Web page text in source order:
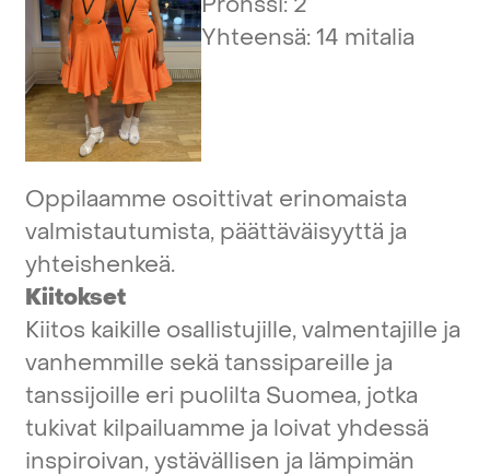
Yhteensä:14 mitalia
Oppilaamme osoittivat erinomaista
valmistautumista, päättäväisyyttä ja
yhteishenkeä.
Kiitokset
Kiitos kaikille osallistujille,valmentajille ja
vanhemmille sekä tanssipareille ja
tanssijoille eri puolilta Suomea, jotka
tukivat kilpailuamme ja loivat yhdessä
inspiroivan,ystävällisen ja lämpimän